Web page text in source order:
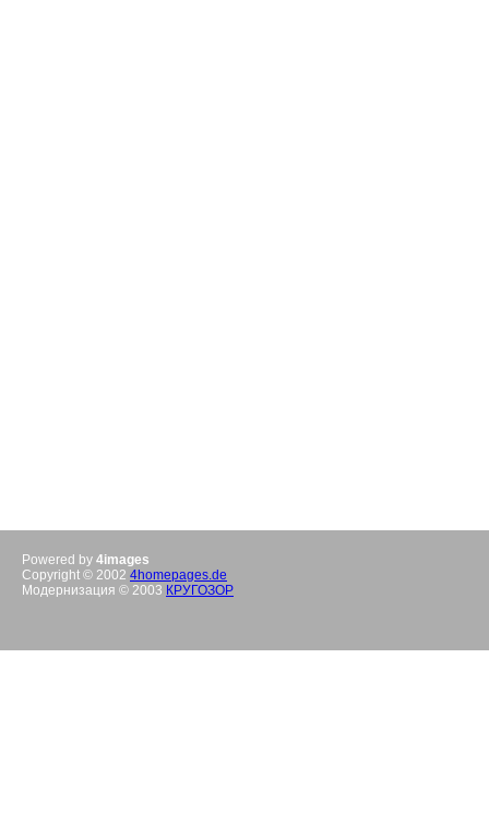
Powered by 4images
Copyright © 2002 4homepages.de
Модернизация © 2003 КРУГОЗОР